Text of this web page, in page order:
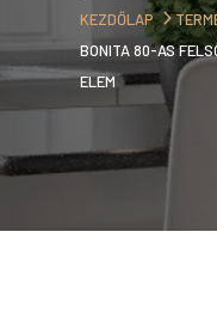
KEZDŐLAP
BONITA 80-AS
ELEM